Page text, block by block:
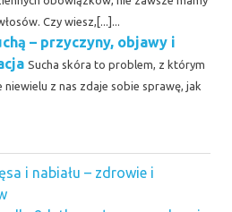
Czy wiesz,[...]...
– przyczyny, objawy i
Sucha skóra to problem, z którym
niewielu z nas zdaje sobie sprawę, jak
i nabiału – zdrowie i